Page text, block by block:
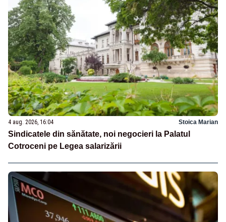
4 aug. 2026, 16:04 Stoica Marian
Sindicatele din sănătate, noi negocieri la Palatul
Cotroceni pe Legea salarizării